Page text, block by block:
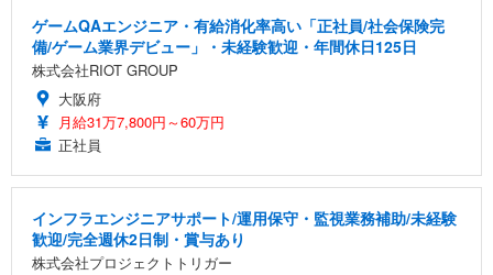
ゲームQAエンジニア・有給消化率高い「正社員/社会保険完
備/ゲーム業界デビュー」・未経験歓迎・年間休日125日
株式会社RIOT GROUP
大阪府
月給31万7,800円～60万円
正社員
インフラエンジニアサポート/運用保守・監視業務補助/未経験
歓迎/完全週休2日制・賞与あり
株式会社プロジェクトトリガー